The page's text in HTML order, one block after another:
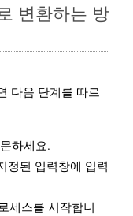
변환하는 방
다음 단계를 따르
하세요.
정된 입력창에 입력
세스를 시작합니